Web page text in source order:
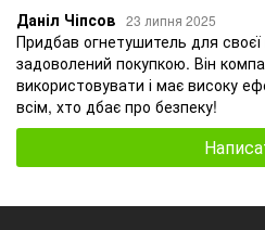
Даніл Чіпсов 23 липня 2025
Придбав огнетушитель для своєї
задоволений покупкою. Він
використовувати і має високу
всім, хто дбає про безпеку!